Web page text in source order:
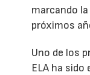
marcando
próximos
Uno de los
ELA ha